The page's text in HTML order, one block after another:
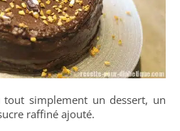
simplement un dessert, un
raffiné ajouté.